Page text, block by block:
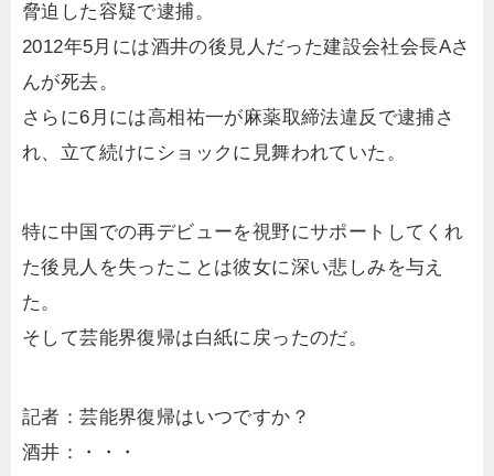
脅迫した容疑で逮捕。
2012年5月には酒井の後見人だった建設会社会長Aさ
んが死去。
さらに6月には高相祐一が麻薬取締法違反で逮捕さ
れ、立て続けにショックに見舞われていた。
特に中国での再デビューを視野にサポートしてくれ
た後見人を失ったことは彼女に深い悲しみを与え
た。
そして芸能界復帰は白紙に戻ったのだ。
記者：芸能界復帰はいつですか？
酒井：・・・